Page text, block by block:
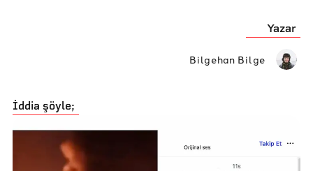
Yazar
Bilgehan Bilge
İddia şöyle;